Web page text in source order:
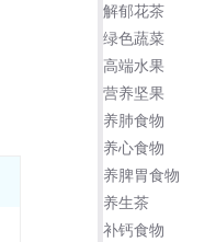
解郁花茶
绿色蔬菜
高端水果
营养坚果
养肺食物
养心食物
养脾胃食物
养生茶
补钙食物